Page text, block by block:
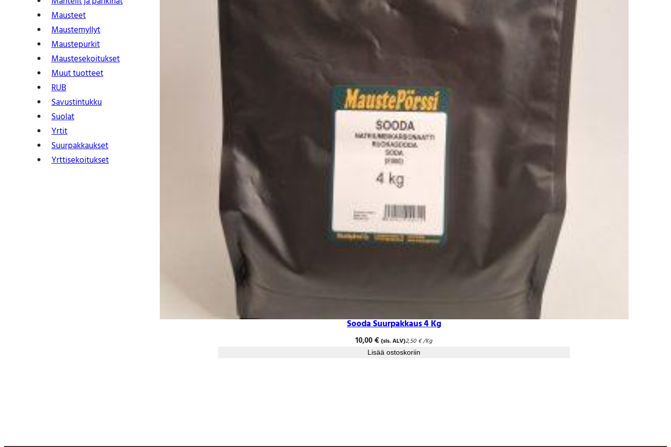
Mausteet
Maustemyllyt
Maustepurkit
Mauste­sekoitukset
Muut tuotteet
RUB
Savustintukku
Suolat
Yrtit
Suur­pakkaukset
Yrtti­sekoitukset
Sooda Suurpakkaus 4 Kg
10,00€ (sis. ALV)2,50€/Kg
Lisää ostoskoriin